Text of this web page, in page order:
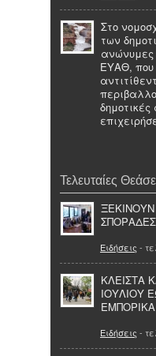
Στο
των
ανώνυμες
ΕΥΑΘ, που
δημοτικές
Τελευταίες
ΣΠΟΡΑΔΕΣ
Ειδήσεις -
ΚΛΕΙΣΤΑ
ΙΟΥΛΙΟΥ
ΕΜΠΟΡΙΚΑ
Ειδήσεις -